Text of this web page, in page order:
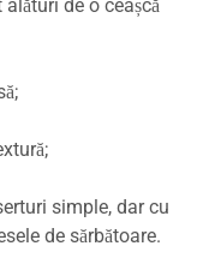
de o ceașcă
simple, dar cu
de sărbătoare.